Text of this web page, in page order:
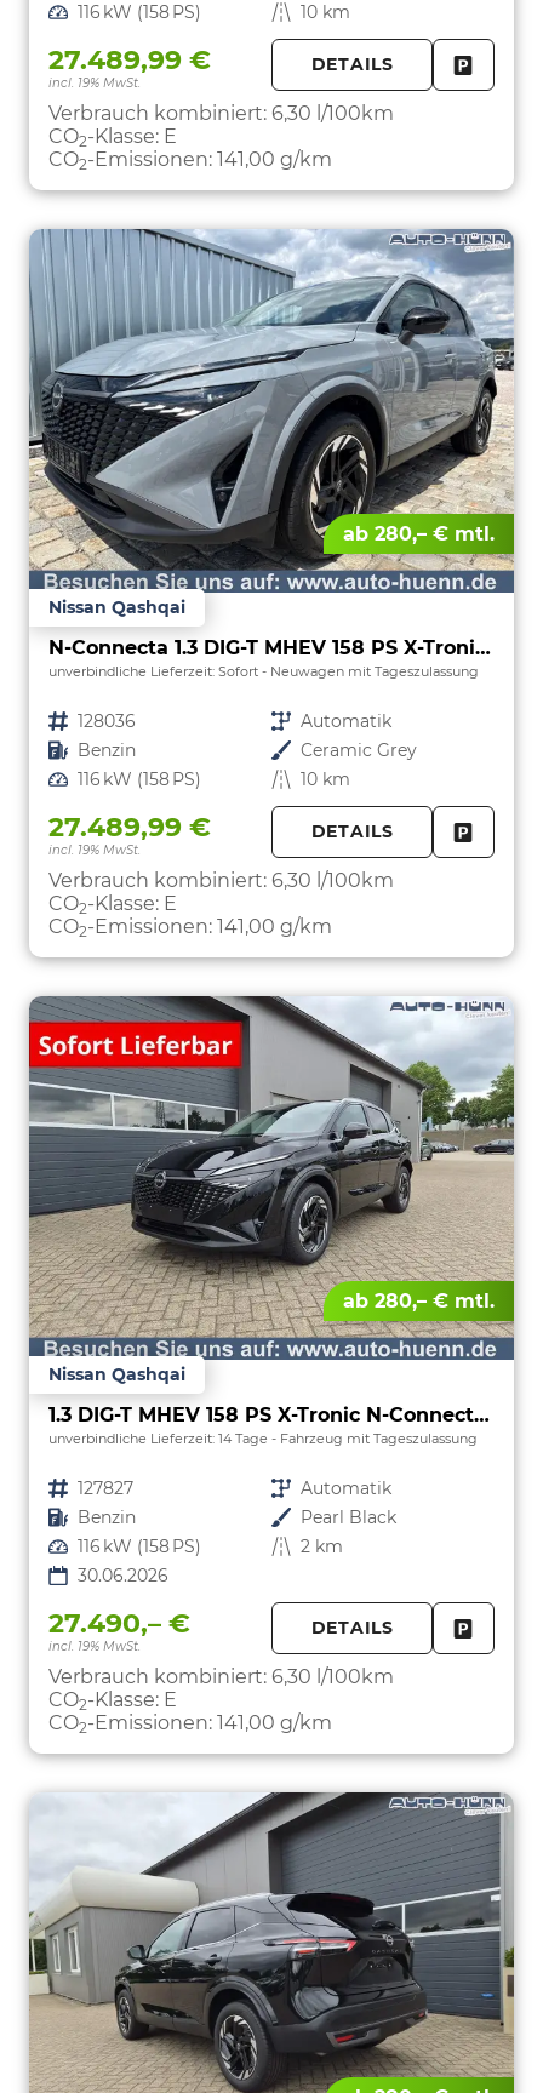
Leistung 116 kW (158 PS) Kilometerstand 10 km
27.489,99 €
incl. 19% MwSt.
DETAILS
Verbrauch kombiniert: 6,30 l/100km
CO2-Klasse: E
CO2-Emissionen: 141,00 g/km
ab 280,– € mtl.
Nissan Qashqai
N-Connecta 1.3 DIG-T MHEV 158 PS X-Tronic Teilleder-PanoGlasdach-Klimaautomatik-Navi-18" Alu-360° Kam.-PDC 2x-ACC-Lenkradheizung-Sofort
unverbindliche Lieferzeit: Sofort Neuwagen mit Tageszulassung
Fahrzeugnr. 128036 Getriebe Automatik
Kraftstoff Benzin Außenfarbe Ceramic Grey
Leistung 116 kW (158 PS) Kilometerstand 10 km
27.489,99 €
incl. 19% MwSt.
DETAILS
Verbrauch kombiniert: 6,30 l/100km
CO2-Klasse: E
CO2-Emissionen: 141,00 g/km
ab 280,– € mtl.
Nissan Qashqai
1.3 DIG-T MHEV 158 PS X-Tronic N-Connecta Teil-Leder PanoGlasdach Klimaautomatik Sitzheizung Lenkradheizung Navi ACC PDC v+h 360°Kamera DAB Bluetooth Touchscreen Apple CarPlay Android Auto 18"LM
unverbindliche Lieferzeit: 14 Tage Fahrzeug mit Tageszulassung
Fahrzeugnr. 127827 Getriebe Automatik
Kraftstoff Benzin Außenfarbe Pearl Black
Leistung 116 kW (158 PS) Kilometerstand 2 km
30.06.2026
27.490,– €
incl. 19% MwSt.
DETAILS
Verbrauch kombiniert: 6,30 l/100km
CO2-Klasse: E
CO2-Emissionen: 141,00 g/km